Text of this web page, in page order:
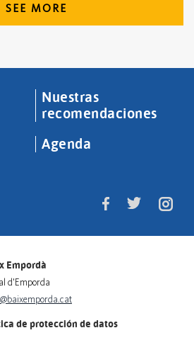
SEE MORE
Nuestras
recomendaciones
Agenda
Empordà
d'Emporda
de protección de datos